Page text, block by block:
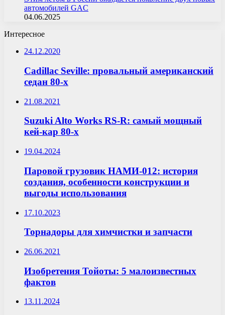
автомобилей GAC
04.06.2025
Интересное
24.12.2020
Cadillac Seville: провальный американский
седан 80-х
21.08.2021
Suzuki Alto Works RS-R: самый мощный
кей-кар 80-х
19.04.2024
Паровой грузовик НАМИ-012: история
создания, особенности конструкции и
выгоды использования
17.10.2023
Торнадоры для химчистки и запчасти
26.06.2021
Изобретения Тойоты: 5 малоизвестных
фактов
13.11.2024